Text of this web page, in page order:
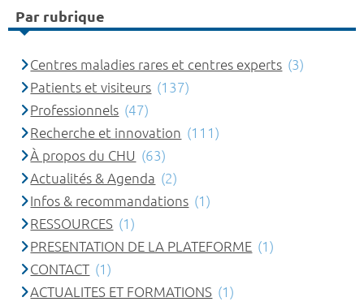
Par rubrique
Centres maladies rares et centres experts (3)
Patients et visiteurs (137)
Professionnels (47)
Recherche et innovation (111)
À propos du CHU (63)
Actualités & Agenda (2)
Infos & recommandations (1)
RESSOURCES (1)
PRESENTATION DE LA PLATEFORME (1)
CONTACT (1)
ACTUALITES ET FORMATIONS (1)